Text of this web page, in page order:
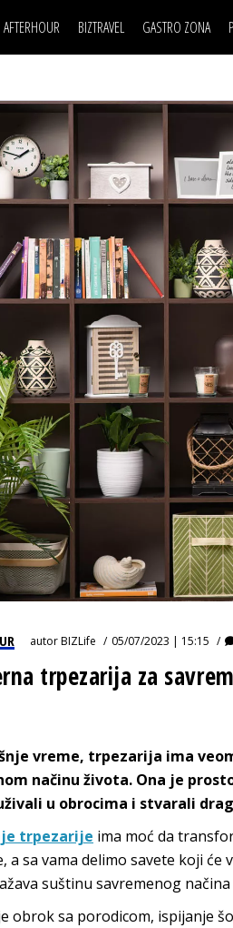
AFTERHOUR
KNJIGE
AUTO SVET
STIL
BIZTRAVEL GASTRO ZONA
HOW
FILM I SCENA
AUTO SVET
STIL
WELLBEING
autorBIZLife 05/07/2023 | 15:15
trpezarija za
vreme, trpezarija ima
načinu života. Ona je
u obrocima i stvarali
trpezarije ima moć da
a sa vama delimo savete koji
suštinu savremenog načina
obrok sa porodicom, ispijanje